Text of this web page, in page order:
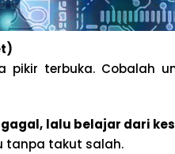
pikir terbuka. Cobalah
lalu belajar dari
tanpa takut salah.